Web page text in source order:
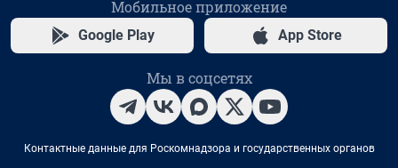
Мобильное приложение
Google Play App Store
Мы в соцсетях
Контактные данные для Роскомнадзора и государственных органов